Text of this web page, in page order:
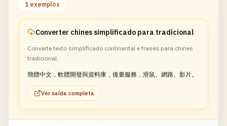
1 exemplos
Converter chines simplificado para tradicional
Converte texto simplificado continental e frases para chines
tradicional
簡體中文，軟體開發與資料庫，後臺服務，滑鼠、網路、影片。
Ver saída completa